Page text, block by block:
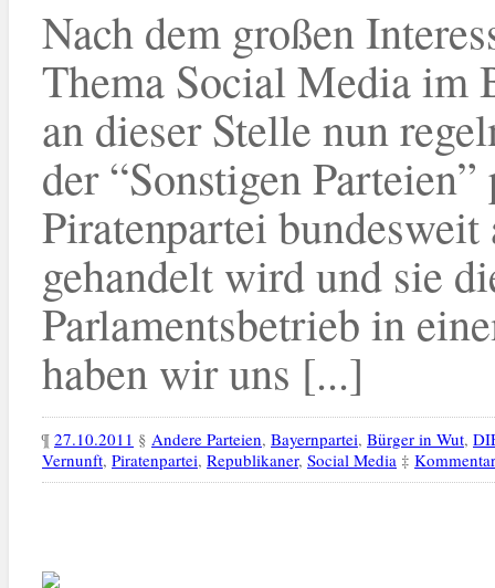
Nach dem großen
Thema Social Media im
an dieser Stelle nun
der “Sonstigen
Piratenpartei
gehandelt wird und sie
Parlamentsbetrieb in
haben wir uns [...]
¶ 27.10.2011 § Andere Parteien, Bayernpartei, Bürger in Wut,
Vernunft, Piratenpartei, Republikaner, Social Media ‡